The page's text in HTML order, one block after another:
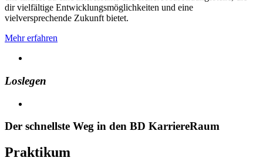
dir vielfältige Entwicklungsmöglichkeiten und eine
vielversprechende Zukunft bietet.
Mehr erfahren
Loslegen
Der schnellste Weg in den BD KarriereRaum
Praktikum